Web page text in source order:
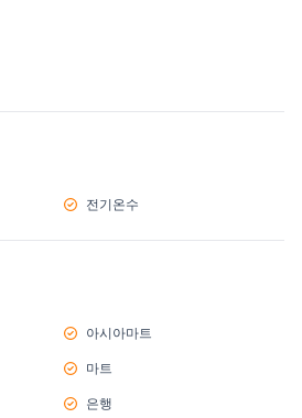
전기온수
아시아마트
마트
은행